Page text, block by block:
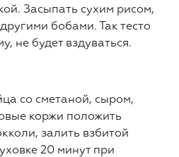
Засыпать сухим рисом,
бобами. Так тесто
не будет вздуваться.
со сметаной, сыром,
коржи положить
залить взбитой
20 минут при